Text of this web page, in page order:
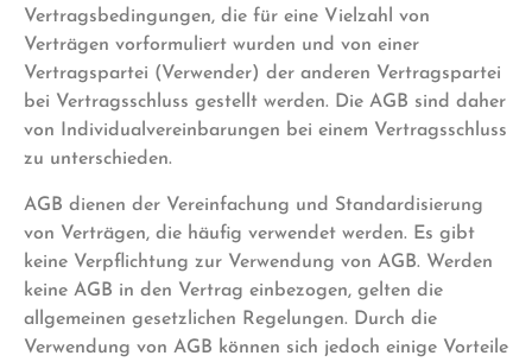
Vertragsbedingungen, die für eine Vielzahl von
Verträgen vorformuliert wurden und von einer
Vertragspartei (Verwender) der anderen Vertragspartei
bei Vertragsschluss gestellt werden. Die AGB sind daher
von Individualvereinbarungen bei einem Vertragsschluss
zu unterschieden.
AGB dienen der Vereinfachung und Standardisierung
von Verträgen, die häufig verwendet werden. Es gibt
keine Verpflichtung zur Verwendung von AGB. Werden
keine AGB in den Vertrag einbezogen, gelten die
allgemeinen gesetzlichen Regelungen. Durch die
Verwendung von AGB können sich jedoch einige Vorteile